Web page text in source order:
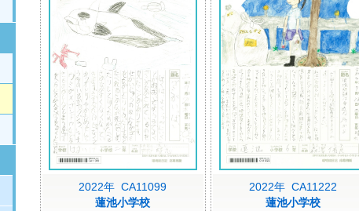
2022年 CA11099
蓮池小学校
2022年 CA11222
蓮池小学校